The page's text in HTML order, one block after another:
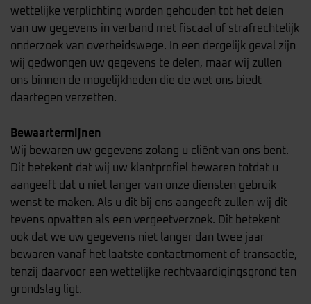
wettelijke verplichting worden gehouden tot het delen
van uw gegevens in verband met fiscaal of strafrechtelijk
onderzoek van overheidswege. In een dergelijk geval zijn
wij gedwongen uw gegevens te delen, maar wij zullen
ons binnen de mogelijkheden die de wet ons biedt
daartegen verzetten.
Bewaartermijnen
Wij bewaren uw gegevens zolang u cliënt van ons bent.
Dit betekent dat wij uw klantprofiel bewaren totdat u
aangeeft dat u niet langer van onze diensten gebruik
wenst te maken. Als u dit bij ons aangeeft zullen wij dit
tevens opvatten als een vergeetverzoek. Dit betekent
ook dat we uw gegevens niet langer dan twee jaar
bewaren vanaf het laatste contactmoment of transactie,
tenzij daarvoor een wettelijke rechtvaardigingsgrond ten
grondslag ligt.